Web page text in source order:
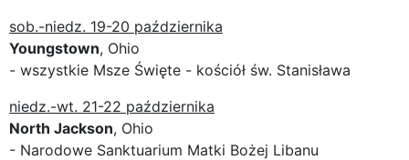
sob.-niedz. 19-20 października
Youngstown, Ohio
- wszystkie Msze Święte - kościół św. Stanisława
niedz.-wt. 21-22 października
North Jackson, Ohio
- Narodowe Sanktuarium Matki Bożej Libanu